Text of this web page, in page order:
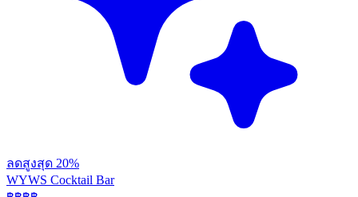
ลดสูงสุด 20%
WYWS Cocktail Bar